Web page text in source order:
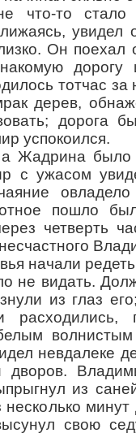
что-то стало
увидел
Он поехал
тотчас
дерев,
дорога
успокоился.
Жадрина было
с ужасом
пошло
четверть
начали
не видать.
из глаз
невдалеке
дворов.
из
несколько
свою